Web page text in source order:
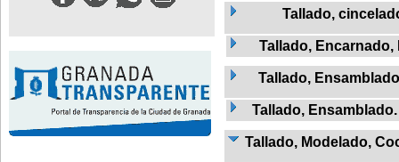
Tallado,
Tallado,
Tallado,
Tallado,
Tallado, Modelado,